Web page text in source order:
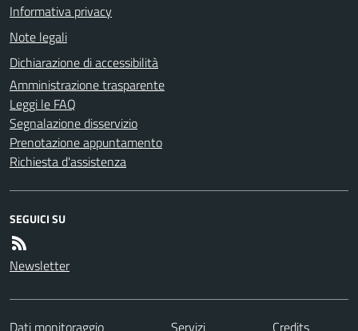
Informativa privacy
Note legali
Dichiarazione di accessibilità
Amministrazione trasparente
Leggi le FAQ
Segnalazione disservizio
Prenotazione appuntamento
Richiesta d'assistenza
SEGUICI SU
Newsletter
Dati monitoraggio Servizi Credits